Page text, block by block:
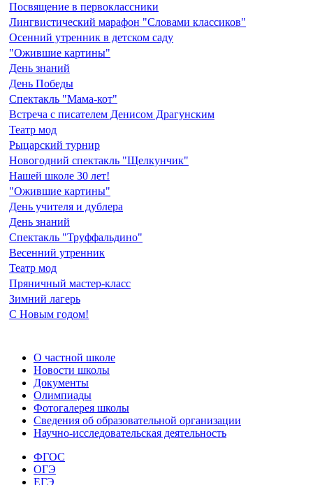
Посвящение в первоклассники
Лингвистический марафон "Словами классиков"
Осенний утренник в детском саду
"Ожившие картины"
День знаний
День Победы
Спектакль "Мама-кот"
Встреча с писателем Денисом Драгунским
Театр мод
Рыцарский турнир
Новогодний спектакль "Щелкунчик"
Нашей школе 30 лет!
"Ожившие картины"
День учителя и дублера
День знаний
Спектакль "Труффальдино"
Весенний утренник
Театр мод
Пряничный мастер-класс
Зимний лагерь
С Новым годом!
О частной школе
Новости школы
Документы
Олимпиады
Фотогалерея школы
Сведения об образовательной организации
Научно-исследовательская деятельность
ФГОС
ОГЭ
ЕГЭ